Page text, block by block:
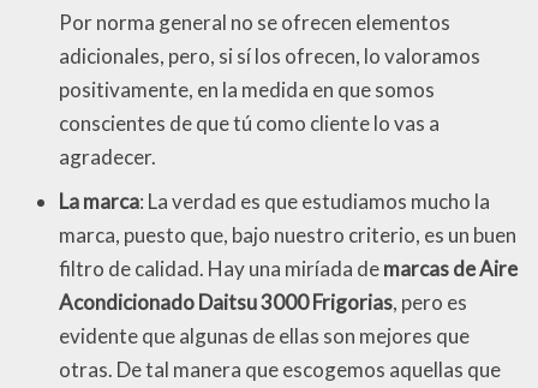
Por norma general no se ofrecen elementos
adicionales, pero, si sí los ofrecen, lo valoramos
positivamente, en la medida en que somos
conscientes de que tú como cliente lo vas a
agradecer.
La marca: La verdad es que estudiamos mucho la
marca, puesto que, bajo nuestro criterio, es un buen
filtro de calidad. Hay una miríada demarcas de Aire
Acondicionado Daitsu 3000 Frigorias, pero es
evidente que algunas de ellas son mejores que
otras. De tal manera que escogemos aquellas que